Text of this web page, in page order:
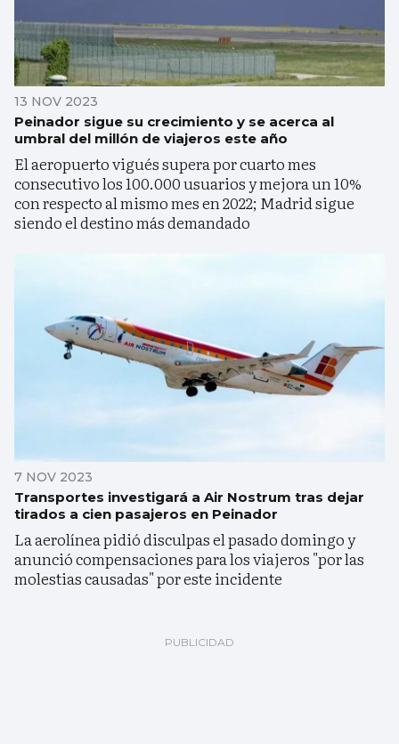
13 NOV 2023
Peinador sigue su crecimiento y se acerca al
umbral del millón de viajeros este año
El aeropuerto vigués supera por cuarto mes
consecutivo los 100.000 usuarios y mejora un 10%
con respecto al mismo mes en 2022; Madrid sigue
siendo el destino más demandado
7 NOV 2023
Transportes investigará a Air Nostrum tras dejar
tirados a cien pasajeros en Peinador
La aerolínea pidió disculpas el pasado domingo y
anunció compensaciones para los viajeros "por las
molestias causadas" por este incidente